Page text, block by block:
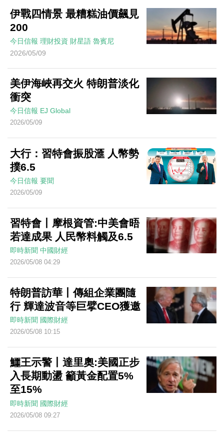
伊戰四情景 最糟糕油價飆見
200
今日信報 理財投資 財星語 魯賓尼
2026/05/09
美伊海峽再交火 特朗普淡化
衝突
今日信報 EJ Global
2026/05/09
大行：習特會振股滙 人幣勢
撲6.5
今日信報 要聞
2026/05/09
習特會丨摩根資管:中美會晤
若達成果 人民幣料觸及6.5
即時新聞 中國財經
2026/05/08 04:29
特朗普訪華丨傳組企業團隨
行 輝達波音等巨擘CEO獲邀
即時新聞 國際財經
2026/05/08 10:15
鱷王示警丨達里奧:美國正步
入長期動盪 籲黃金配置5%
至15%
即時新聞 國際財經
2026/05/08 09:27